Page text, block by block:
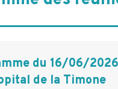
du 16/06/
de la Timone